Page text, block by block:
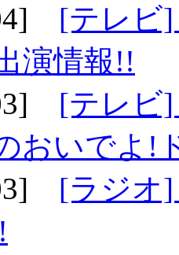
[テレビ]
演情報!!
[テレビ
おいでよ!
[ラジオ]